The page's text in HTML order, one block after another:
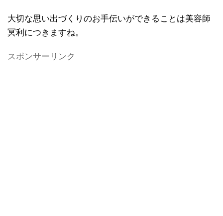
大切な思い出づくりのお手伝いができることは美容師
冥利につきますね。
スポンサーリンク